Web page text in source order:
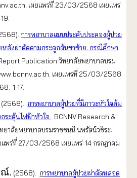
เผยแพร่ที่ 23/03/2568 เผยแพร่:
การพยาบาลแบบประคับประคองผู้ป่วย
หลังผ่าตัดดามกระดูกต้นขาซ้าย: กรณีศึกษา
Publication วิทยาลัยพยาบาลบรม
เผยแพร่ที่ 25/03/2568
1-17.
(2568). การพยาบาลผู้ป่วยที่มีภาวะหัวใจล้ม
ระตุ้นไฟฟ้าหัวใจ.
BCNNV Research &
าลัยพยาบาลบรมราชชนนี นพรัตน์วชิระ:
พร่ที่ 27/03/2568 เผยแพร่: 14 กรกฎาคม
ณ์. (2568). การพยาบาลผู้ป่วยผ่าตัดหลอด